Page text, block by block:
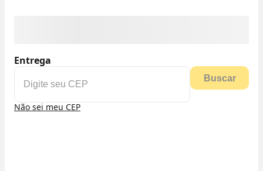
Entrega
Buscar
Não sei meu CEP